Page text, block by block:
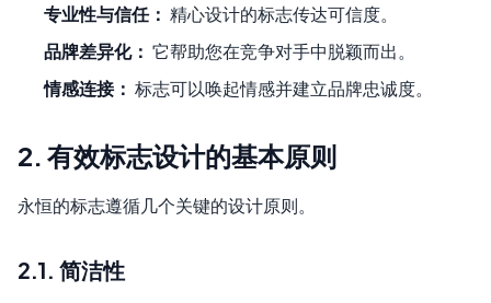
专业性与信任： 精心设计的标志传达可信度。
品牌差异化： 它帮助您在竞争对手中脱颖而出。
情感连接： 标志可以唤起情感并建立品牌忠诚度。
2. 有效标志设计的基本原则
永恒的标志遵循几个关键的设计原则。
2.1. 简洁性